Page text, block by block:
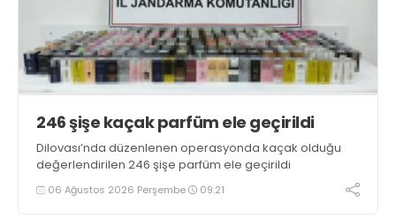
246 şişe kaçak parfüm ele geçirildi
Dilovası’nda düzenlenen operasyonda kaçak olduğu
değerlendirilen 246 şişe parfüm ele geçirildi
06 Ağustos 2026 Perşembe 09:21